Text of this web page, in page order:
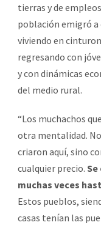
tierras y de
población emigró a
viviendo en
regresando con
y con dinámicas
del medio rural.
“Los muchachos
otra mentalidad.
criaron aquí, sino
cualquier precio.
muchas veces
Estos pueblos,
casas tenían las